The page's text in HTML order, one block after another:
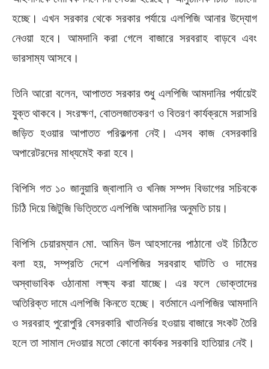
হচ্ছে। এখন সরকার থেকে সরকার পর্যায়ে এলপিজি আনার উদ্যোগ
নেওয়া হবে। আমদানি করা গেলে বাজারে সরবরাহ বাড়বে এবং
ভারসাম্য আসবে।
তিনি আরো বলেন, আপাতত সরকার শুধু এলপিজি আমদানির পর্যায়েই
যুক্ত থাকবে। সংরক্ষণ, বোতলজাতকরণ ও বিতরণ কার্যক্রমে সরাসরি
জড়িত হওয়ার আপাতত পরিকল্পনা নেই। এসব কাজ বেসরকারি
অপারেটরদের মাধ্যমেই করা হবে।
বিপিসি গত ১০ জানুয়ারি জ্বালানি ও খনিজ সম্পদ বিভাগের সচিবকে
চিঠি দিয়ে জিটুজি ভিত্তিতে এলপিজি আমদানির অনুমতি চায়।
বিপিসি চেয়ারম্যান মো. আমিন উল আহসানের পাঠানো ওই চিঠিতে
বলা হয়, সম্প্রতি দেশে এলপিজির সরবরাহ ঘাটতি ও দামের
অস্বাভাবিক ওঠানামা লক্ষ্য করা যাচ্ছে। এর ফলে ভোক্তাদের
অতিরিক্ত দামে এলপিজি কিনতে হচ্ছে। বর্তমানে এলপিজির আমদানি
ও সরবরাহ পুরোপুরি বেসরকারি খাতনির্ভর হওয়ায় বাজারে সংকট তৈরি
হলে তা সামাল দেওয়ার মতো কোনো কার্যকর সরকারি হাতিয়ার নেই।